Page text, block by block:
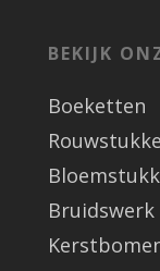
BEKIJK
Boeketten
Bruidswerk